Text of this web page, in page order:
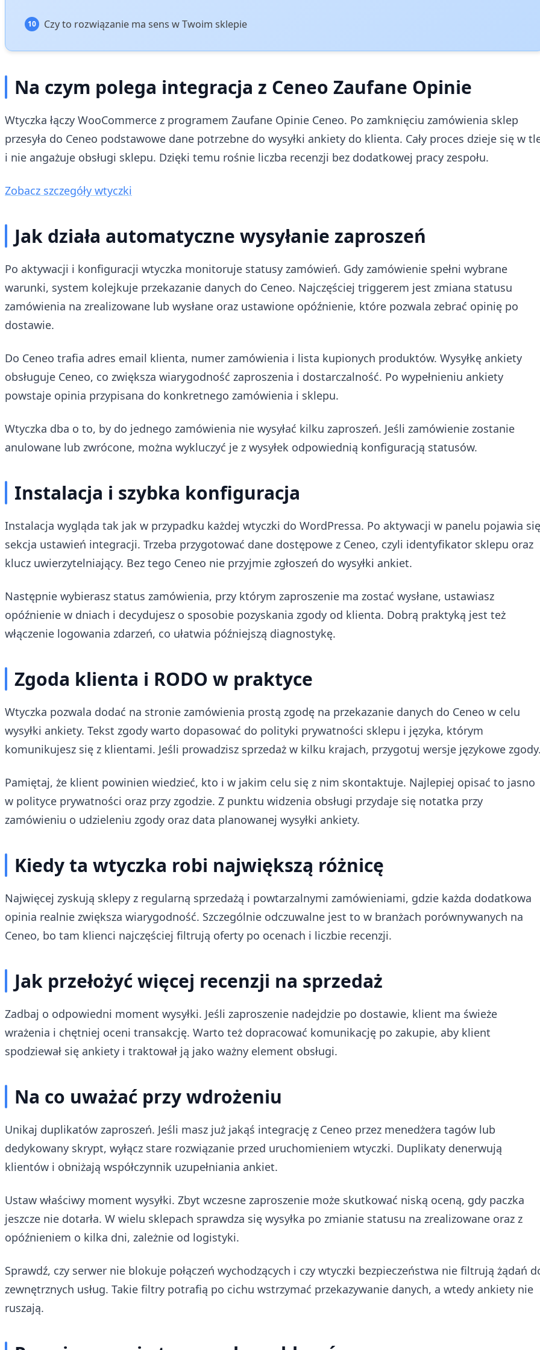
Czy to rozwiązanie ma sens w Twoim sklepie
Na czym polega integracja z Ceneo Zaufane Opinie
Wtyczka łączy WooCommerce z programem Zaufane Opinie Ceneo. Po zamknięciu zamówienia sklep
przesyła do Ceneo podstawowe dane potrzebne do wysyłki ankiety do klienta. Cały proces dzieje się w
i nie angażuje obsługi sklepu. Dzięki temu rośnie liczba recenzji bez dodatkowej pracy zespołu.
Zobacz szczegóły wtyczki
Jak działa automatyczne wysyłanie zaproszeń
Po aktywacji i konfiguracji wtyczka monitoruje statusy zamówień. Gdy zamówienie spełni wybrane
warunki, system kolejkuje przekazanie danych do Ceneo. Najczęściej triggerem jest zmiana statusu
zamówienia na zrealizowane lub wysłane oraz ustawione opóźnienie, które pozwala zebrać opinię po
dostawie.
Do Ceneo trafia adres email klienta, numer zamówienia i lista kupionych produktów. Wysyłkę ankiety
obsługuje Ceneo, co zwiększa wiarygodność zaproszenia i dostarczalność. Po wypełnieniu ankiety
powstaje opinia przypisana do konkretnego zamówienia i sklepu.
Wtyczka dba o to, by do jednego zamówienia nie wysyłać kilku zaproszeń. Jeśli zamówienie zostanie
anulowane lub zwrócone, można wykluczyć je z wysyłek odpowiednią konfiguracją statusów.
Instalacja i szybka konfiguracja
Instalacja wygląda tak jak w przypadku każdej wtyczki do WordPressa. Po aktywacji w panelu pojawia się
sekcja ustawień integracji. Trzeba przygotować dane dostępowe z Ceneo, czyli identyfikator sklepu oraz
klucz uwierzytelniający. Bez tego Ceneo nie przyjmie zgłoszeń do wysyłki ankiet.
Następnie wybierasz status zamówienia, przy którym zaproszenie ma zostać wysłane, ustawiasz
opóźnienie w dniach i decydujesz o sposobie pozyskania zgody od klienta. Dobrą praktyką jest też
włączenie logowania zdarzeń, co ułatwia późniejszą diagnostykę.
Zgoda klienta i RODO w praktyce
Wtyczka pozwala dodać na stronie zamówienia prostą zgodę na przekazanie danych do Ceneo w celu
wysyłki ankiety. Tekst zgody warto dopasować do polityki prywatności sklepu i języka, którym
komunikujesz się z klientami. Jeśli prowadzisz sprzedaż w kilku krajach, przygotuj wersje językowe
Pamiętaj, że klient powinien wiedzieć, kto i w jakim celu się z nim skontaktuje. Najlepiej opisać to jasno
w polityce prywatności oraz przy zgodzie. Z punktu widzenia obsługi przydaje się notatka przy
zamówieniu o udzieleniu zgody oraz data planowanej wysyłki ankiety.
Kiedy ta wtyczka robi największą różnicę
Najwięcej zyskują sklepy z regularną sprzedażą i powtarzalnymi zamówieniami, gdzie każda dodatkowa
opinia realnie zwiększa wiarygodność. Szczególnie odczuwalne jest to w branżach porównywanych na
Ceneo, bo tam klienci najczęściej filtrują oferty po ocenach i liczbie recenzji.
Jak przełożyć więcej recenzji na sprzedaż
Zadbaj o odpowiedni moment wysyłki. Jeśli zaproszenie nadejdzie po dostawie, klient ma świeże
wrażenia i chętniej oceni transakcję. Warto też dopracować komunikację po zakupie, aby klient
spodziewał się ankiety i traktował ją jako ważny element obsługi.
Na co uważać przy wdrożeniu
Unikaj duplikatów zaproszeń. Jeśli masz już jakąś integrację z Ceneo przez menedżera tagów lub
dedykowany skrypt, wyłącz stare rozwiązanie przed uruchomieniem wtyczki. Duplikaty denerwują
klientów i obniżają współczynnik uzupełniania ankiet.
Ustaw właściwy moment wysyłki. Zbyt wczesne zaproszenie może skutkować niską oceną, gdy paczka
jeszcze nie dotarła. W wielu sklepach sprawdza się wysyłka po zmianie statusu na zrealizowane oraz z
opóźnieniem o kilka dni, zależnie od logistyki.
Sprawdź, czy serwer nie blokuje połączeń wychodzących i czy wtyczki bezpieczeństwa nie filtrują żądań
zewnętrznych usług. Takie filtry potrafią po cichu wstrzymać przekazywanie danych, a wtedy ankiety nie
ruszają.